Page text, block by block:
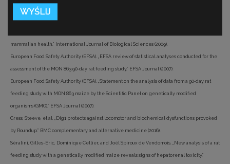
Literatura
mammalian health.” International Journal of Biological Sciences (2009).
European Food Safety Authority (EFSA). „EFSA review of statistical analyses conducted for the
assessment of the MON 863 90‐day rat feeding study.” EFSA Journal (2007).
European Food Safety Authority (EFSA). „Statement on the analysis of data from a 90‐day rat
feeding study with MON 863 maize by the Scientific Panel on genetically modified
organisms (GMO).” EFSA Journal (2007).
Gress, Steeve, et al. „Dig1 protects against locomotor and biochemical dysfunctions provoked
by Roundup.” BMC complementary and alternative medicine (2016).
Séralini, Gilles-Eric, Dominique Cellier, and Joël Spiroux de Vendomois. „New analysis of a rat
feeding study with a genetically modified maize reveals signs of hepatorenal toxicity.”